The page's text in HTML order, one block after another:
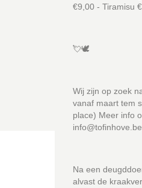
€9,00 - Tiramisu
💘🕊
Wij zijn op zoek
vanaf maart tem
place) Meer info
info@tofinhove.be
Na een
alvast de